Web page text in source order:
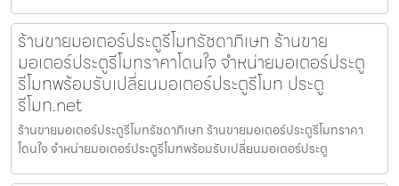
ร้านขายมอเตอร์ประตูรีโมทรัชดาภิเษก ร้านขาย
มอเตอร์ประตูรีโมทราคาโดนใจ จำหน่ายมอเตอร์ประตู
รีโมทพร้อมรับเปลี่ยนมอเตอร์ประตูรีโมท ประตู
รีโมท.net
ร้านขายมอเตอร์ประตูรีโมทรัชดาภิเษก ร้านขายมอเตอร์ประตูรีโมทราคา
โดนใจ จำหน่ายมอเตอร์ประตูรีโมทพร้อมรับเปลี่ยนมอเตอร์ประตู